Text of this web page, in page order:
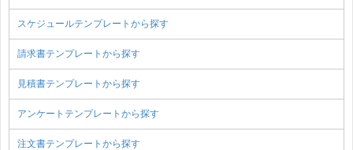
スケジュールテンプレートから探す
請求書テンプレートから探す
見積書テンプレートから探す
アンケートテンプレートから探す
注文書テンプレートから探す